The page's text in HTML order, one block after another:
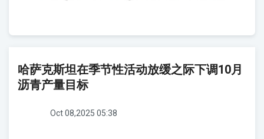
哈萨克斯坦在季节性活动放缓之际下调10月
沥青产量目标
Oct 08,2025 05:38